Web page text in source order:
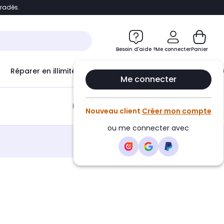
Accéder directement au chatbot
Besoin d'aide ?Me connecter
Me connecter
Nouveau client Créer mon compte
ou me connecter avec
Panier
Réparer en illimité avec Le Club Infinity
Ajouter au panier